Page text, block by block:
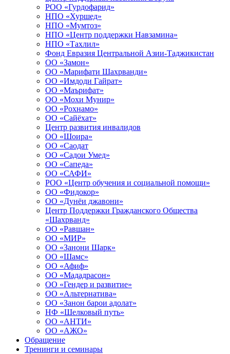
РОО «Гурдофарид»
НПО «Хуршед»
НПО «Мумтоз»
НПО «Центр поддержки Навзамина»
НПО «Тахлил»
Фонд Евразия Центральной Азии-Таджикистан
ОО «Замон»
ОО «Марифати Шахрванди»
ОО «Имдоди Гайрат»
ОО «Маърифат»
ОО «Мохи Мунир»
ОО «Рохнамо»
ОО «Сайёхат»
Центр развития инвалидов
ОО «Шоира»
ОО «Саодат
ОО «Садои Умед»
ОО «Сапеда»
ОО «САФИ»
РОО «Центр обучения и социальной помощи»
ОО «Фидокор»
ОО «Дунёи джавони»
Центр Поддержки Гражданского Общества
«Шахрванд»
ОО «Равшан»
ОО «МИР»
ОО «Занони Шарк»
ОО «Шамс»
ОО «Афиф»
ОО «Мададрасон»
ОО «Гендер и развитие»
ОО «Альтернатива»
ОО «Занон барои адолат»
НФ «Шелковый путь»
ОО «АНТИ»
ОО «АЖО»
Обращение
Тренинги и семинары